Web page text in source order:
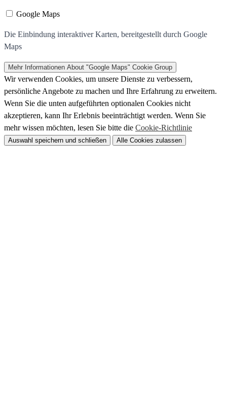
Google Maps
Die Einbindung interaktiver Karten, bereitgestellt durch Google
Maps
Mehr Informationen About "Google Maps" Cookie Group
Wir verwenden Cookies, um unsere Dienste zu verbessern,
persönliche Angebote zu machen und Ihre Erfahrung zu erweitern.
Wenn Sie die unten aufgeführten optionalen Cookies nicht
akzeptieren, kann Ihr Erlebnis beeinträchtigt werden. Wenn Sie
mehr wissen möchten, lesen Sie bitte die Cookie-Richtlinie
Auswahl speichern und schließen Alle Cookies zulassen